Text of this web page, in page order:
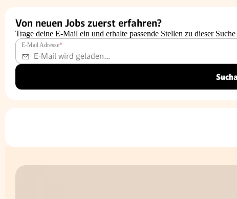
Von neuen Jobs zuerst erfahren?
Trage deine E-Mail ein und erhalte passende Stellen zu dieser
E-Mail Adresse*